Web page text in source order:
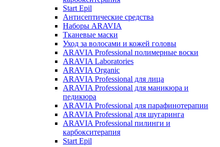
Start Epil
Антисептические средства
Наборы ARAVIA
Тканевые маски
Уход за волосами и кожей головы
ARAVIA Professional полимерные воски
ARAVIA Laboratories
ARAVIA Organic
ARAVIA Professional для лица
ARAVIA Professional для маникюра и
педикюра
ARAVIA Professional для парафинотерапии
ARAVIA Professional для шугаринга
ARAVIA Professional пилинги и
карбокситерапия
Start Epil